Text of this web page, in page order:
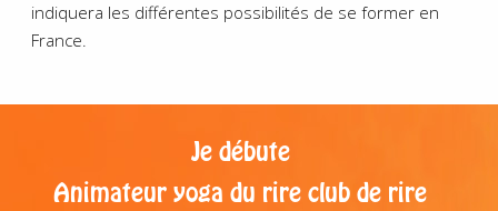
indiquera les différentes possibilités de se former en
France.
Je débute
Animateur yoga du rire club de rire